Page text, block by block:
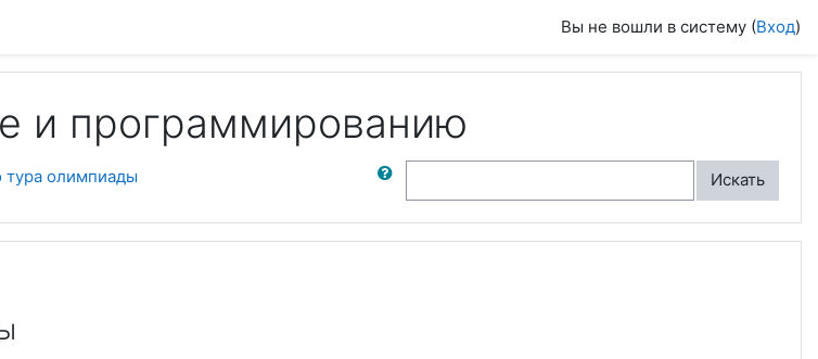
Вы не вошли в систему (Вход)
и программированию
олимпиады
Поиск по форумам
Искать